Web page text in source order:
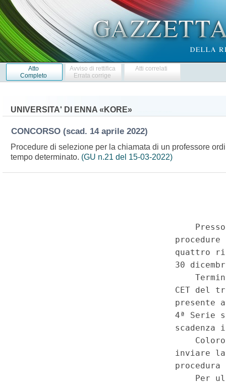
Atto
Completo
Avviso di rettifica
Errata corrige
Atti correlati
UNIVERSITA' DI ENNA «KORE»
CONCORSO (scad. 14 aprile 2022)
Procedure di selezione per la chiamata di un professore
tempo determinato. (GU n.21 del 15-03-2022)